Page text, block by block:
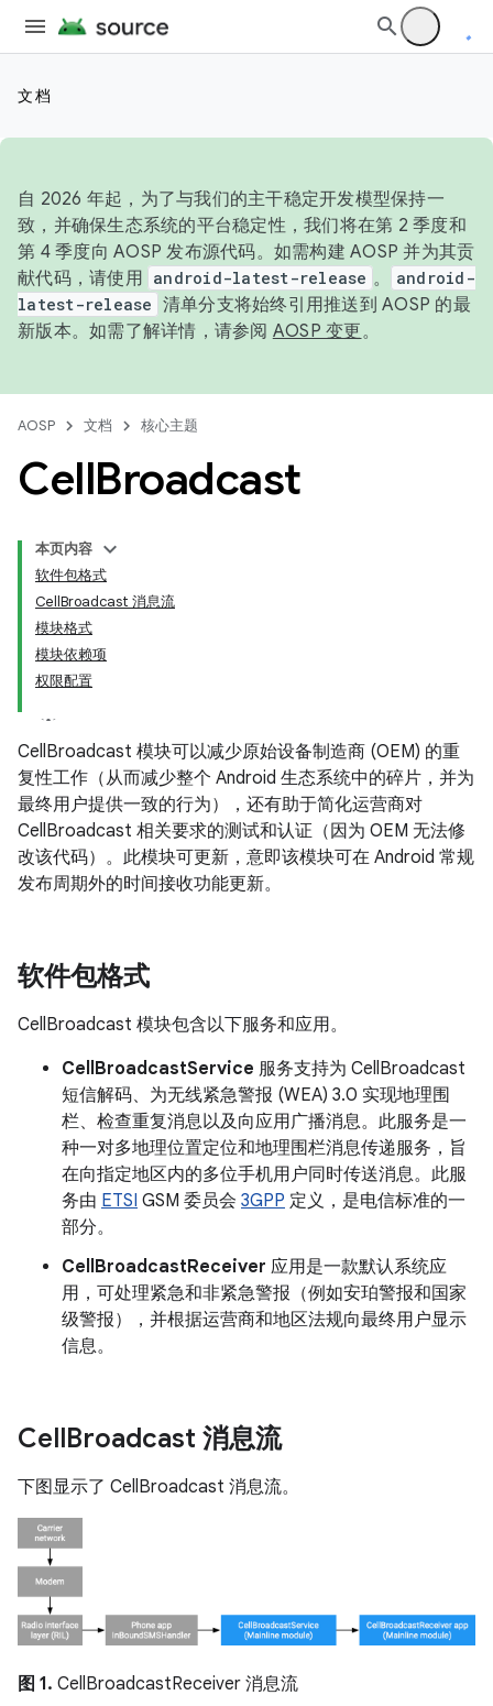
文档
自 2026 年起，为了与我们的主干稳定开发模型保持一
致，并确保生态系统的平台稳定性，我们将在第 2 季度和
第 4 季度向 AOSP 发布源代码。如需构建 AOSP 并为其贡
献代码，请使用 android-latest-release 。
android-
latest-release 清单分支将始终引用推送到 AOSP 的最
新版本。如需了解详情，请参阅 AOSP 变更。
AOSP 文档 核心主题
CellBroadcast
本页内容
软件包格式
CellBroadcast 消息流
模块格式
模块依赖项
权限配置
CellBroadcast 模块可以减少原始设备制造商 (OEM) 的重
复性工作（从而减少整个 Android 生态系统中的碎片，并为
最终用户提供一致的行为），还有助于简化运营商对
CellBroadcast 相关要求的测试和认证（因为 OEM 无法修
改该代码）。此模块可更新，意即该模块可在 Android 常规
发布周期外的时间接收功能更新。
软件包格式
CellBroadcast 模块包含以下服务和应用。
CellBroadcastService 服务支持为 CellBroadcast
短信解码、为无线紧急警报 (WEA) 3.0 实现地理围
栏、检查重复消息以及向应用广播消息。此服务是一
种一对多地理位置定位和地理围栏消息传递服务，旨
在向指定地区内的多位手机用户同时传送消息。此服
务由 ETSI GSM 委员会 3GPP 定义，是电信标准的一
部分。
CellBroadcastReceiver 应用是一款默认系统应
用，可处理紧急和非紧急警报（例如安珀警报和国家
级警报），并根据运营商和地区法规向最终用户显示
信息。
CellBroadcast 消息流
下图显示了 CellBroadcast 消息流。
图 1. CellBroadcastReceiver 消息流